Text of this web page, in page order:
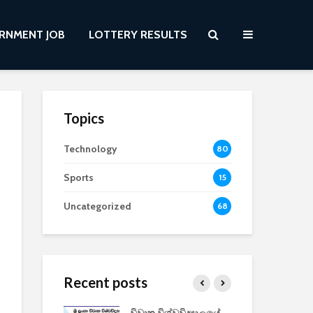
JOB LOTTERY RESULTS
Topics
Technology 80
Sports 15
Uncategorized 68
Recent posts